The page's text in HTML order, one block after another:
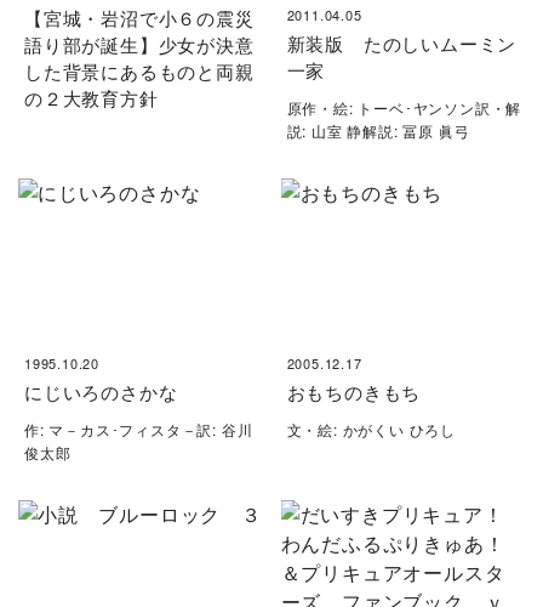
【宮城・岩沼で小６の震災
語り部が誕生】少女が決意
した背景にあるものと両親
の２大教育方針
2011.04.05
新装版 たのしいムーミン
一家
原作・絵: トーベ･ヤンソン訳・解
説: 山室 静解説: 冨原 眞弓
1995.10.20
にじいろのさかな
作: マ－カス･フィスタ－訳: 谷川
俊太郎
2005.12.17
おもちのきもち
文・絵: かがくい ひろし